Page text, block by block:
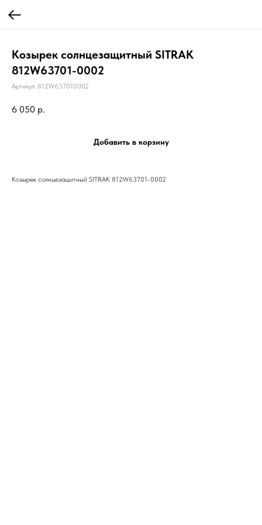
Козырек солнцезащитный SITRAK
812W63701-0002
Артикул: 812W637010002
6 050 р.
Добавить в корзину
Козырек солнцезащитный SITRAK 812W63701-0002